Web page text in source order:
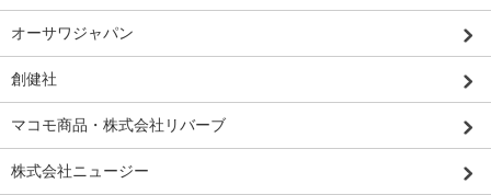
オーサワジャパン
創健社
マコモ商品・株式会社リバーブ
株式会社ニュージー